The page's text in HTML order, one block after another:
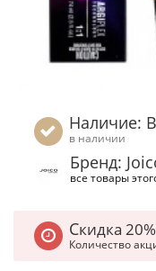
Наличие:
в наличии
Бренд:
все товары
Скидка
Количество